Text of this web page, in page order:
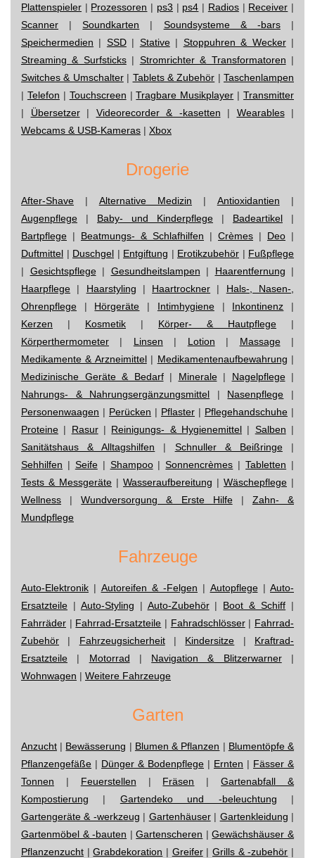
Plattenspieler | Prozessoren | ps3 | ps4 | Radios| Receiver |
Scanner |Soundkarten | Soundsysteme & -bars|
Speichermedien | SSD| Stative| Stoppuhren & Wecker|
Streaming & Surfsticks| Stromrichter & Transformatoren |
Switches & Umschalter| Tablets & Zubehör | Taschenlampen
| Telefon | Touchscreen |Tragbare Musikplayer | Transmitter
| Übersetzer| Videorecorder & -kasetten | Wearables|
Webcams & USB-Kameras | Xbox
Drogerie
After-Shave | Alternative Medizin | Antioxidantien |
Augenpflege | Baby- und Kinderpflege | Badeartikel |
Bartpflege | Beatmungs- & Schlafhilfen | Crèmes | Deo |
Duftmittel | Duschgel | Entgiftung | Erotikzubehör | Fußpflege
| Gesichtspflege| Gesundheitslampen | Haarentfernung |
Haarpflege | Haarstyling | Haartrockner | Hals-, Nasen-,
Ohrenpflege | Hörgeräte | Intimhygiene| Inkontinenz |
Kerzen | Kosmetik | Körper- & Hautpflege |
Körperthermometer | Linsen | Lotion | Massage|
Medikamente & Arzneimittel| Medikamentenaufbewahrung |
Medizinische Geräte & Bedarf| Minerale| Nagelpflege|
Nahrungs- & Nahrungsergänzungsmittel | Nasenpflege |
Personenwaagen | Perücken | Pflaster | Pflegehandschuhe |
Proteine | Rasur| Reinigungs- & Hygienemittel | Salben |
Sanitätshaus & Alltagshilfen | Schnuller & Beißringe|
Sehhilfen | Seife| Shampoo|Sonnencrèmes |Tabletten |
Tests & Messgeräte | Wasseraufbereitung | Wäschepflege |
Wellness |Wundversorgung & Erste Hilfe| Zahn- &
Mundpflege
Fahrzeuge
Auto-Elektronik | Autoreifen & -Felgen | Autopflege| Auto-
Ersatzteile | Auto-Styling | Auto-Zubehör| Boot & Schiff |
Fahrräder | Fahrrad-Ersatzteile | Fahradschlösser| Fahrrad-
Zubehör | Fahrzeugsicherheit| Kindersitze | Kraftrad-
Ersatzteile | Motorrad | Navigation & Blitzerwarner|
Wohnwagen | Weitere Fahrzeuge
Garten
Anzucht | Bewässerung | Blumen & Pflanzen | Blumentöpfe &
Pflanzengefäße | Dünger & Bodenpflege | Ernten | Fässer &
Tonnen | Feuerstellen | Fräsen |Gartenabfall &
Kompostierung | Gartendeko und -beleuchtung |
Gartengeräte & -werkzeug | Gartenhäuser| Gartenkleidung |
Gartenmöbel & -bauten |Gartenscheren |Gewächshäuser &
Pflanzenzucht |Grabdekoration | Greifer|Grills & -zubehör |